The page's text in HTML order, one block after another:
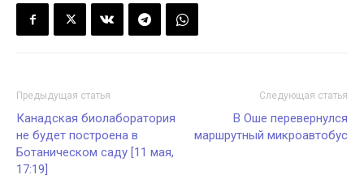
Предыдущая статья
Канадская биолаборатория
не будет построена в
Ботаническом саду [11 мая,
17:19]
Следующая статья
В Оше перевернулся
маршрутный микроавтобус